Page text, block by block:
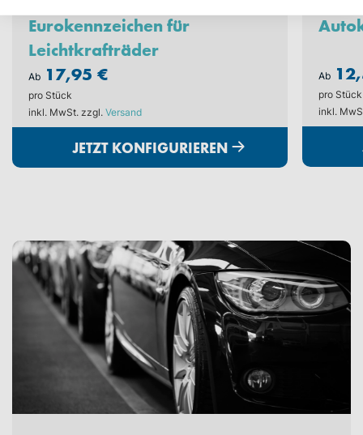
Eurokennzeichen für
Leichtkrafträder
Ab 17,95 €
pro Stück
inkl. MwSt. zzgl. Versand
JETZT KONFIGURIEREN
Ab
pro Stück
inkl.